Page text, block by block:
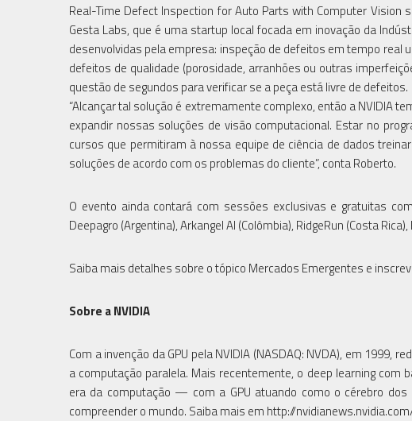
Real-Time Defect Inspection for Auto Parts with Computer
Gesta Labs, que é uma startup local focada em inovação da
desenvolvidas pela empresa: inspeção de defeitos em tempo
defeitos de qualidade (porosidade, arranhões ou outras
questão de segundos para verificar se a peça está livre de defeitos.
“Alcançar tal solução é extremamente complexo, então a NVIDIA
expandir nossas soluções de visão computacional. Estar no
cursos que permitiram à nossa equipe de ciência de dados
soluções de acordo com os problemas do cliente”, conta Roberto.
O evento ainda contará com sessões exclusivas e gratuitas
Deepagro (Argentina), Arkangel AI (Colômbia), RidgeRun (Costa
Saiba mais detalhes sobre o tópico Mercados Emergentes e
Sobre a NVIDIA
Com a invenção da GPU pela NVIDIA (NASDAQ: NVDA), em
a computação paralela. Mais recentemente, o deep learning
era da computação — com a GPU atuando como o cérebro
compreender o mundo. Saiba mais em http://